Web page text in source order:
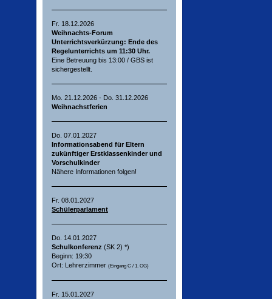
Fr. 18.12.2026
Weihnachts-Forum
Unterrichtsverkürzung: Ende des
Regelunterrichts um 11:30 Uhr.
Eine Betreuung bis 13:00 / GBS ist
sichergestellt.
Mo. 21.12.2026 - Do. 31.12.2026
Weihnachstferien
Do. 07.01.2027
Informationsabend für Eltern
zukünftiger Erstklassenkinder und
Vorschulkinder
Nähere Informationen folgen!
Fr. 08.01.2027
Schülerparlament
Do. 14.01.2027
Schulkonferenz (SK 2) *)
Beginn: 19:30
Ort: Lehrerzimmer (Eingang C / 1. OG)
Fr. 15.01.2027